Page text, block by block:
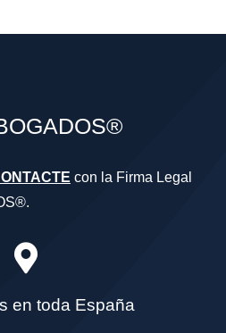
con la Firma Legal
en toda España